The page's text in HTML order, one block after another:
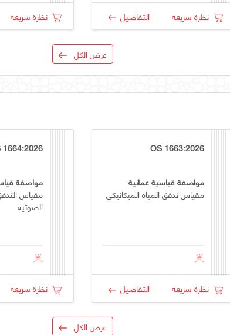
نظرة سريعة التفاصيل نظرة سريعة
عرض الكل
OS 1663:2026
مواصفة قياسية عمانية
مقياس تدفق المياه الميكانيكي
نظرة سريعة التفاصيل
1664:2026
مواصفة
مقياس
الصوتية
نظرة سريعة
عرض الكل